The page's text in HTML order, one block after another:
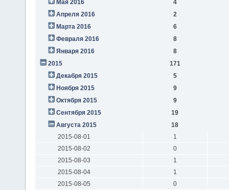
Мая 2016
4
Апреля 2016
2
Марта 2016
6
Февраля 2016
8
Января 2016
8
2015
171
Декабря 2015
5
Ноября 2015
9
Октября 2015
9
Сентября 2015
19
Августа 2015
18
2015-08-01
1
2015-08-02
0
2015-08-03
1
2015-08-04
1
2015-08-05
0